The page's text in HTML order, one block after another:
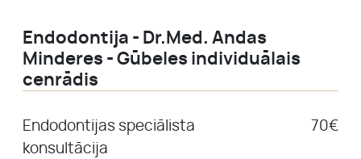
Endodontija - Dr.Med. Andas
Minderes - Gūbeles individuālais
cenrādis
Endodontijas speciālista
konsultācija
70€